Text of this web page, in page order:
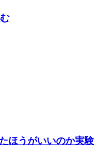
ほうがいいのか実験